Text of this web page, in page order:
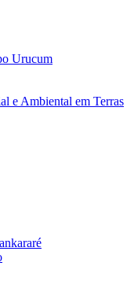
Urucum
e Ambiental em Terras